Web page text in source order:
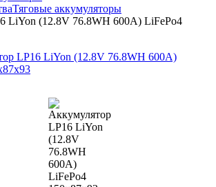
Тяговые аккумуляторы
LiYon (12.8V 76.8WH 600A) LiFePo4